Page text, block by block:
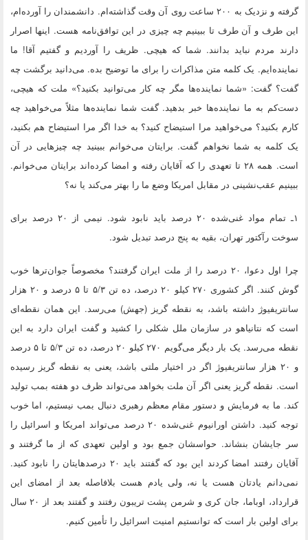
گرفته و نزدیک به ۲۰۰ ساعت روی آن وقت گذاشته‌ام. دانشمندان را آورده‌ام،
این طرف و آن طرف تا ببینیم چه چیزی در این توافق‌نامه هست. اینها اصرار
دارند مردم نباید بدانند. شما که هیچی. ظریف را آوردیم و گفتیم آقا! ما
نماینده‌ایم. یک کلمه متن مذاکرات را برای ما توضیح بده. می‌دانید برگشت چه
گفت؟ گفت: «شما نماینده‌ها مگر چه کار می‌توانید بکنید؟» ملت که هیچی،
دست‌کم به ما نماینده‌ها خبر بدهید. گفت شما نماینده‌ها مثلاً می‌خواهید چه
کارم بکنید؟ می‌خواهید مرا استیضاح کنید؟ به خدا اگر مرا استیضاح هم بکنید،
یک کلمه به شما نخواهم گفت. برایتان می‌خوانم ببینید چه چیزهایی در آن
است. همه ۲۸ تا تعهدی را که آقایان رفته و امضا کرده‌اند برایتان می‌خوانم.
ببینیم عقب‌نشینی‌ در مقابل امریکا وضع ما را بهتر می‌کند یا نه؟
۱ـ تمام مواد غنی‌شده ۲۰ درصد باید نابود شود. نیمی از ۲۰ درصد برای
سوخت رآکتور تهران، بقیه به پنج درصد تبدیل شود.
چرا اول دعوا، ۲۰ درصد را از ملت ایران گرفتند؟ مخصوصاً جوان‌ترها خوب
گوش کنند. اگر کشوری ۲۷۰ کیلو ۲۰ درصد، ده تن ۵/۳ تا ۵ درصد و ۲۰ هزار
سانتریفیوژ داشته باشد، به نقطه گریز (جهش) می‌رسد. این همان نقطه‌ای
است که نتانیاهو در سازمان ملل شکلی را کشید و گفت ایران دارد به این
نقطه می‌رسد. یک بار دیگر می‌گویم ۲۷۰ کیلو ۲۰ درصد، ده تن ۵/۳ تا ۵ درصد
و ۲۰ هزار سانتریفیوژ اگر در اختیار ملتی باشد، یعنی به نقطه گریز رسیده
است. نقطه گریز یعنی اگر آن ملت بخواهد می‌تواند ظرف دو هفته بمب تولید
کند. ما به فرمایش و دستور مقام معظم رهبری دنبال بمب نیستیم، اما خوب
توجه کنید. داشتن اورانیوم غنی‌شده ۲۰ درصد می‌تواند امریکا و اسرائیل را
سر جایشان بنشاند. حواسشان جمع بود و اولین تعهدی که از ما گرفتند و
آقایان رفتند امضا کردند این بود که گفتند باید ۲۰ درصدهایتان را نابود کنید.
نمی‌دانم یادتان هست یا نه، ولی یادم هست بلافاصله بعد از امضای این
قرارداد، اوباما، جان کری و شرمن پشت تریبون رفتند و گفتند بعد از ۲۰ سال
برای اولین بار است که توانستیم امنیت اسرائیل را تأمین کنیم.